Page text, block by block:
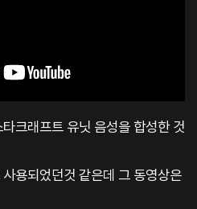
크래프트 유닛 음성을 합성한 것
용되었던것 같은데 그 동영상은